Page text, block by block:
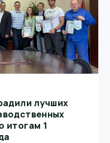
лучших
итогам 1